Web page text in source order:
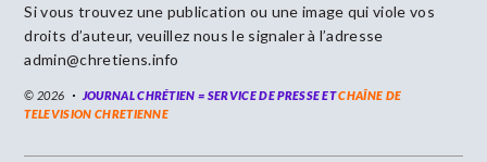
Si vous trouvez une publication ou une image qui viole vos
droits d’auteur, veuillez nous le signaler à l’adresse
admin@chretiens.info
© 2026 JOURNAL CHRÉTIEN = SERVICE DE PRESSE ETCHAÎNE DE
TELEVISION CHRETIENNE